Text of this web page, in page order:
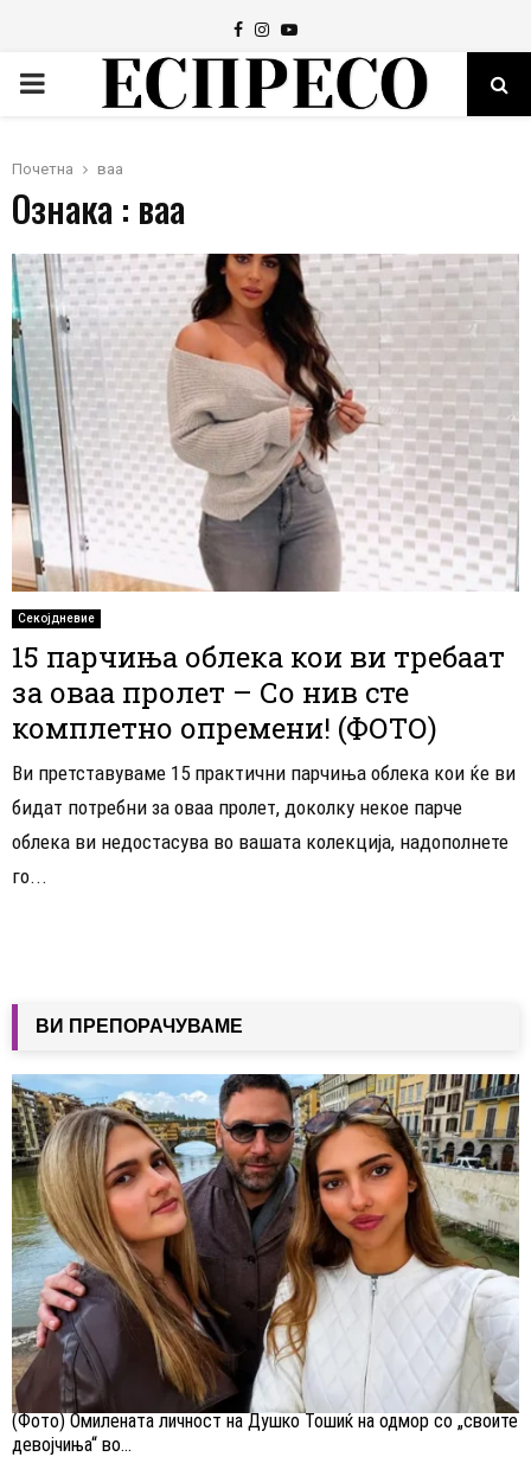
Facebook
Instagram
Youtube
PRIMARY
Почетна ваа
Ознака : ваа
Секојдневие
15 парчиња облека кои ви требаат
за оваа пролет – Со нив сте
комплетно опремени! (ФОТО)
Ви претставуваме 15 практични парчиња облека кои ќе ви
бидат потребни за оваа пролет, доколку некое парче
облека ви недостасува во вашата колекција, надополнете
го...
ВИ ПРЕПОРАЧУВАМЕ
(Фото) Омилената личност на Душко Тошиќ на одмор со „своите
девојчиња“ во...